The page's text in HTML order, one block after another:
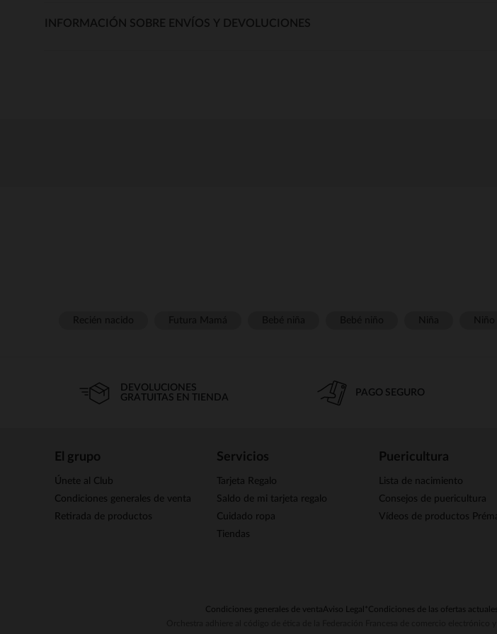
INFORMACIÓN SOBRE ENVÍOS Y DEVOLUCIONES
DEVOLUCIONES
GRATUITAS EN TIENDA
PAGO SEGURO
El grupo
Únete al Club
Condiciones generales de venta
Retirada de productos
Servicios
Tarjeta Regalo
Saldo de mi tarjeta regalo
Cuidado ropa
Tiendas
Puericultura
Lista de nacimiento
Consejos de puericultura
Vídeos de productos
Condiciones generales de ventaAviso Legal *Condiciones de las ofertas actuales